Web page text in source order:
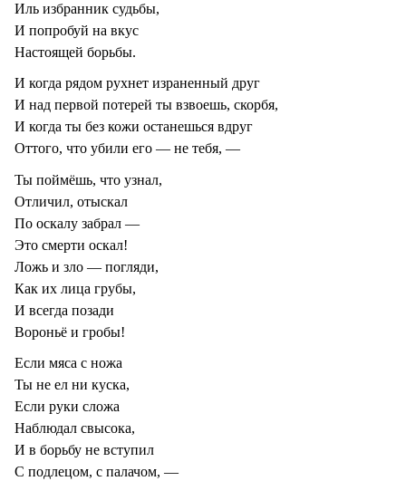
Иль избранник судьбы,
И попробуй на вкус
Настоящей борьбы.
И когда рядом рухнет израненный друг
И над первой потерей ты взвоешь, скорбя,
И когда ты без кожи останешься вдруг
Оттого, что убили его — не тебя, —
Ты поймёшь, что узнал,
Отличил, отыскал
По оскалу забрал —
Это смерти оскал!
Ложь и зло — погляди,
Как их лица грубы,
И всегда позади
Вороньё и гробы!
Если мяса с ножа
Ты не ел ни куска,
Если руки сложа
Наблюдал свысока,
И в борьбу не вступил
С подлецом, с палачом, —